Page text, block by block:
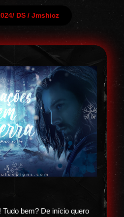
/ DS/ Jmshicz
Tudo bem? De início quero